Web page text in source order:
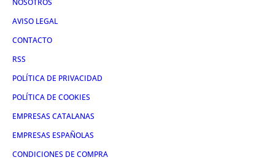
NOSOTROS
AVISO LEGAL
CONTACTO
RSS
POLÍTICA DE PRIVACIDAD
POLÍTICA DE COOKIES
EMPRESAS CATALANAS
EMPRESAS ESPAÑOLAS
CONDICIONES DE COMPRA